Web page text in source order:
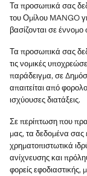
Τα προσωπικά σας
του Ομίλου MANGO
βασίζονται σε
Τα προσωπικά σας
τις νομικές
παράδειγμα, σε
απαιτείται από
ισχύουσες διατάξεις.
Σε περίπτωση που
μας, τα δεδομένα σας
χρηματοπιστωτικά
ανίχνευσης και
φορείς